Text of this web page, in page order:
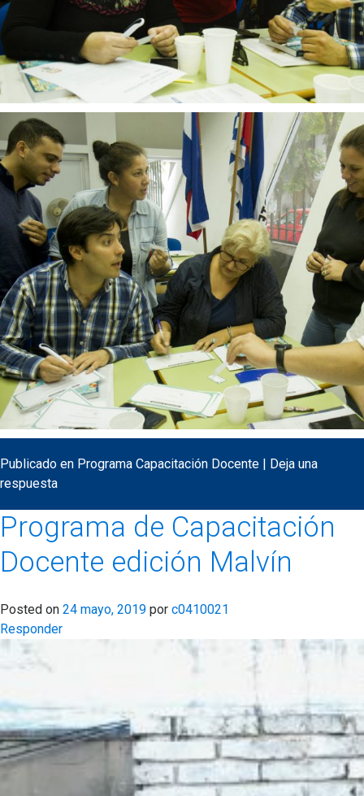
Publicado en Programa Capacitación Docente | Deja una
respuesta
Programa de Capacitación
Docente edición Malvín
Posted on 24 mayo, 2019 por c0410021
Responder